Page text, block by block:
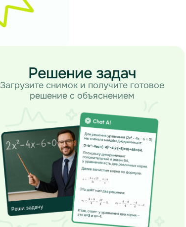
Решение задач
Загрузите снимок и получите готовое
решение с объяснением